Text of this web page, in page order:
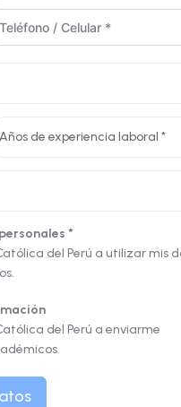
*
del Perú a utilizar mis
del Perú a enviarme